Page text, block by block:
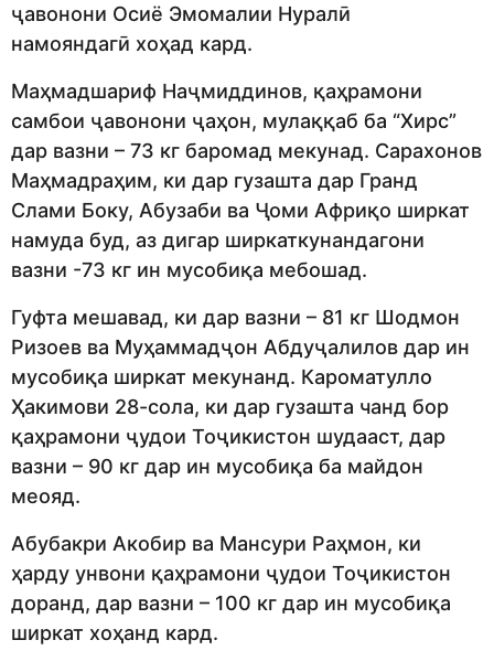
ҷавонони Осиё Эмомалии Нуралӣ
намояндагӣ хоҳад кард.
Маҳмадшариф Наҷмиддинов, қаҳрамони
самбои ҷавонони ҷаҳон, мулаққаб ба “Хирс”
дар вазни – 73 кг баромад мекунад. Сарахонов
Маҳмадраҳим, ки дар гузашта дар Гранд
Слами Боку, Абузаби ва Ҷоми Африқо ширкат
намуда буд, аз дигар ширкаткунандагони
вазни -73 кг ин мусобиқа мебошад.
Гуфта мешавад, ки дар вазни – 81 кг Шодмон
Ризоев ва Муҳаммадҷон Абдуҷалилов дар ин
мусобиқа ширкат мекунанд. Кароматулло
Ҳакимови 28-сола, ки дар гузашта чанд бор
қаҳрамони ҷудои Тоҷикистон шудааст, дар
вазни – 90 кг дар ин мусобиқа ба майдон
меояд.
Абубакри Акобир ва Мансури Раҳмон, ки
ҳарду унвони қаҳрамони ҷудои Тоҷикистон
доранд, дар вазни – 100 кг дар ин мусобиқа
ширкат хоҳанд кард.